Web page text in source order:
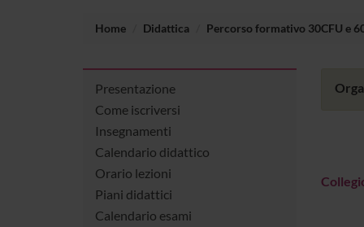
Home Didattica Percorso formativo 30CFU e
Presentazione
Come iscriversi
Insegnamenti
Calendario didattico
Orario lezioni
Piani didattici
Calendario esami